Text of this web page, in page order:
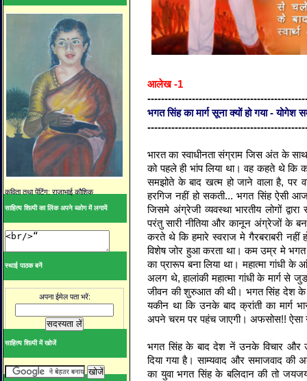
कविता तथा पेंटिंग: राजाभाई कौशिक
साहित्य शिल्पी का लिंक अपने ब्ळोग में लगायें
स्थाई पाठक बनें
अपना ईमेल पता भरें:
साहित्य शिल्पी में खोजें
आलेख -1
भगत सिंह का मार्ग सूना क्यों हो गया - योगेश
भारत का स्वाधीनता संग्राम जिस अंत के
को पहले ही भांप लिया था। वह कहते थे कि
समझोते के बाद खत्म हो जाने वाला है, पर
हरगिज नहीं हो सकती... भगत सिंह ऐसी
जिसमे अंग्रेजी व्यवस्था भारतीय लोगों
परंतु सारी नीतिया और कानून अंग्रेजों के
करते थे कि हमारे स्वराज मे गैरबराबरी नहीं
विशेष जोर हुआ करता था। कम उम्र मे
का प्रारूप बना लिया था। महात्मा गांधी
अलग थे, हालांकी महात्मा गांधी के मार्ग से
जीवन की शुरुआत की थी। भगत सिंह देश
यकीन था कि उनके बाद क्रांती का
अपने चरम पर पहंच जाएगी। अफसोस!! ऐसा
भगत सिंह के बाद देश नें उनके विचार और
दिया गया है। साम्यवाद और समाजवाद की
का युवा भगत सिंह के बलिदान की तो